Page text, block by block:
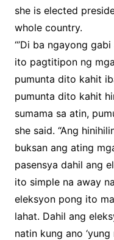
she is elected
whole country.
“’Di ba ngayong
ito pagtitipon ng
pumunta dito kahit
pumunta dito kahit
sumama sa atin,
she said. “Ang
buksan ang ating
pasensya dahil ang
ito simple na away
eleksyon pong ito
lahat. Dahil ang
natin kung ano